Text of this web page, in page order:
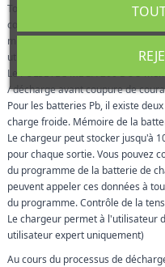
Tous les programmes de ce
communication bidirectionnelles,
minimiser les ennuis. Tous les
utilisateurs
Le PULSETEC MEGA 200 DUO
/ décharge avant coupure de
Pour les batteries Pb, il existe
charge froide. Mémoire de la
Le chargeur peut stocker jusqu'à
pour chaque sortie. Vous pouvez
du programme de la batterie de
peuvent appeler ces données à
du programme. Contrôle de la
Le chargeur permet à l'utilisateur
utilisateur expert uniquement)
Au cours du processus de